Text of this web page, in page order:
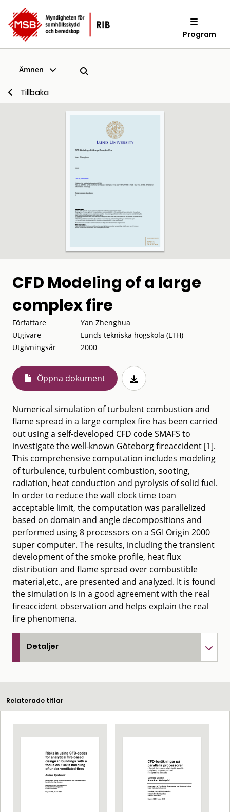
Program
Ämnen
Tillbaka
CFD Modeling of a large
complex fire
Författare
Yan Zhenghua
Utgivare
Lunds tekniska högskola (LTH)
Utgivningsår
2000
Öppna dokument
Numerical simulation of turbulent combustion and
flame spread in a large complex fire has been carried
out using a self-developed CFD code SMAFS to
investigate the well-known Göteborg fireaccident [1].
This comprehensive computation includes modeling
of turbulence, turbulent combustion, sooting,
radiation, heat conduction and pyrolysis of solid fuel.
In order to reduce the wall clock time toan
acceptable limit, the computation was parallelized
based on domain and angle decompositions and
performed using 8 processors on a SGI Origin 2000
super computer. The results, including the transient
development of the smoke profile, heat flux
distribution and flame spread over combustible
material,etc., are presented and analyzed. It is found
the simulation is in a good agreement with the real
fireaccident observation and helps explain the real
fire phenomena.
Detaljer
Relaterade titlar